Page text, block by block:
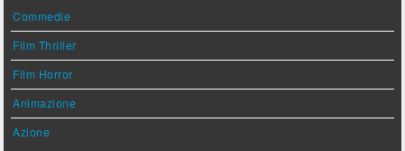
Commedie
Film Thriller
Film Horror
Animazione
Azione